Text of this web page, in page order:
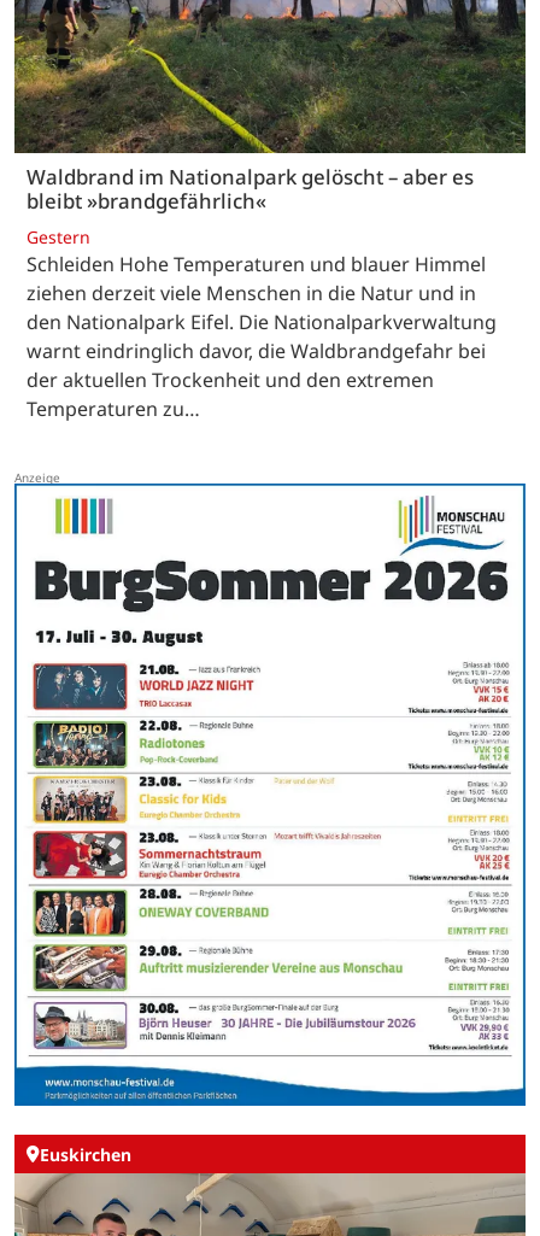
Waldbrand im Nationalpark gelöscht – aber es
bleibt »brandgefährlich«
Gestern
Schleiden Hohe Temperaturen und blauer Himmel
ziehen derzeit viele Menschen in die Natur und in
den Nationalpark Eifel. Die Nationalparkverwaltung
warnt eindringlich davor, die Waldbrandgefahr bei
der aktuellen Trockenheit und den extremen
Temperaturen zu…
Euskirchen